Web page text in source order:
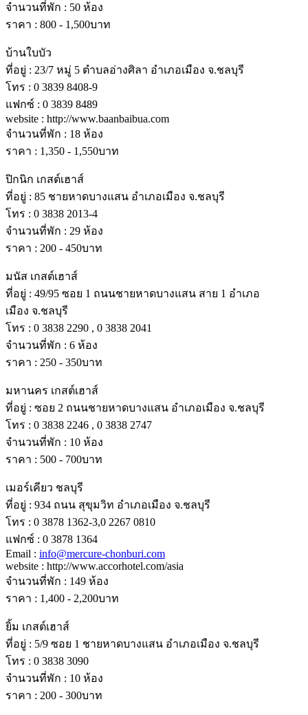
จํานวนที่พัก : 50 ห้อง
ราคา : 800 - 1,500บาท
บ้านใบบัว
ที่อยู่ : 23/7 หมู่ 5 ตําบลอ่างศิลา อําเภอเมือง จ.ชลบุรี
โทร : 0 3839 8408-9
แฟกซ์ : 0 3839 8489
website : http://www.baanbaibua.com
จํานวนที่พัก : 18 ห้อง
ราคา : 1,350 - 1,550บาท
ปิกนิก เกสต์เฮาส์
ที่อยู่ : 85 ชายหาดบางแสน อําเภอเมือง จ.ชลบุรี
โทร : 0 3838 2013-4
จํานวนที่พัก : 29 ห้อง
ราคา : 200 - 450บาท
มนัส เกสต์เฮาส์
ที่อยู่ : 49/95 ซอย 1 ถนนชายหาดบางแสน สาย 1 อําเภอ
เมือง จ.ชลบุรี
โทร : 0 3838 2290 , 0 3838 2041
จํานวนที่พัก : 6 ห้อง
ราคา : 250 - 350บาท
มหานคร เกสต์เฮาส์
ที่อยู่ : ซอย 2 ถนนชายหาดบางแสน อําเภอเมือง จ.ชลบุรี
โทร : 0 3838 2246 , 0 3838 2747
จํานวนที่พัก : 10 ห้อง
ราคา : 500 - 700บาท
เมอร์เคียว ชลบุรี
ที่อยู่ : 934 ถนน สุขุมวิท อําเภอเมือง จ.ชลบุรี
โทร : 0 3878 1362-3,0 2267 0810
แฟกซ์ : 0 3878 1364
Email : info@mercure-chonburi.com
website : http://www.accorhotel.com/asia
จํานวนที่พัก : 149 ห้อง
ราคา : 1,400 - 2,200บาท
ยิ้ม เกสต์เฮาส์
ที่อยู่ : 5/9 ซอย 1 ชายหาดบางแสน อําเภอเมือง จ.ชลบุรี
โทร : 0 3838 3090
จํานวนที่พัก : 10 ห้อง
ราคา : 200 - 300บาท